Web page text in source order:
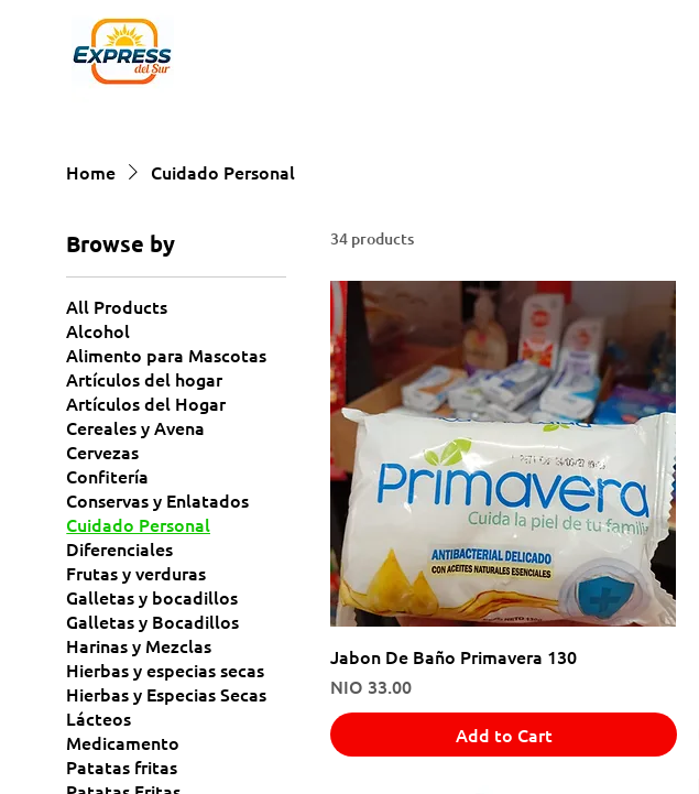
Home Cuidado Personal
Browse by
All Products
Alcohol
Alimento para Mascotas
Artículos del hogar
Artículos del Hogar
Cereales y Avena
Cervezas
Confitería
Conservas y Enlatados
Cuidado Personal
Diferenciales
Frutas y verduras
Galletas y bocadillos
Galletas y Bocadillos
Harinas y Mezclas
Hierbas y especias secas
Hierbas y Especias Secas
Lácteos
Medicamento
Patatas fritas
34 products
Jabon De Baño Primavera 130
Price
NIO 33.00
Add to Cart